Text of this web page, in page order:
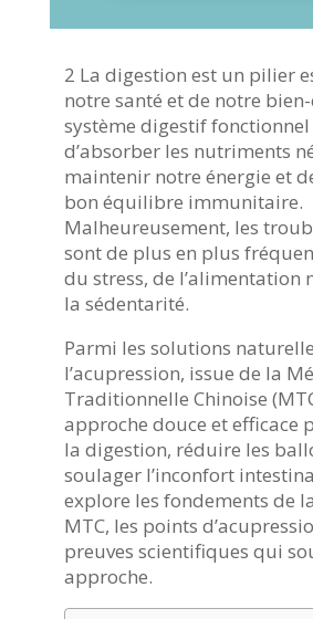
2 La digestion est un pilier
notre santé et de notre
système digestif
d’absorber les nutriments
maintenir notre énergie et
bon équilibre immunitaire.
Malheureusement, les
sont de plus en plus
du stress, de l’alimentation
la sédentarité.
Parmi les solutions
l’acupression, issue de la
Traditionnelle Chinoise
approche douce et efficace
la digestion, réduire les
soulager l’inconfort
explore les fondements de
MTC, les points
preuves scientifiques qui
approche.